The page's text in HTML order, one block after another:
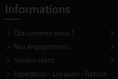
Informations
Qui sommes nous ?
Nos engagements
Service client
Expédition - Livraison - Retour